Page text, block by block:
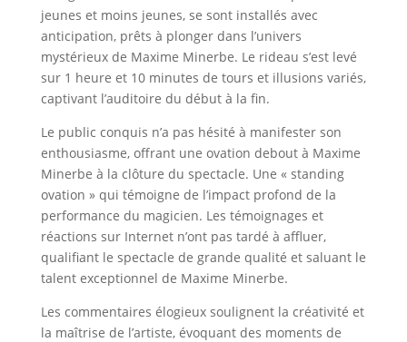
jeunes et moins jeunes, se sont installés avec
anticipation, prêts à plonger dans l’univers
mystérieux de Maxime Minerbe. Le rideau s’est levé
sur 1 heure et 10 minutes de tours et illusions variés,
captivant l’auditoire du début à la fin.
Le public conquis n’a pas hésité à manifester son
enthousiasme, offrant une ovation debout à Maxime
Minerbe à la clôture du spectacle. Une « standing
ovation » qui témoigne de l’impact profond de la
performance du magicien. Les témoignages et
réactions sur Internet n’ont pas tardé à affluer,
qualifiant le spectacle de grande qualité et saluant le
talent exceptionnel de Maxime Minerbe.
Les commentaires élogieux soulignent la créativité et
la maîtrise de l’artiste, évoquant des moments de